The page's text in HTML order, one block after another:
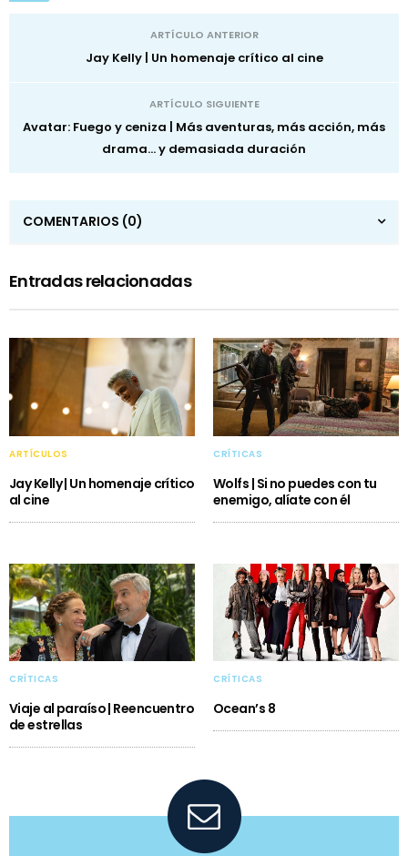
ARTÍCULO ANTERIOR
Jay Kelly | Un homenaje crítico al cine
ARTÍCULO SIGUIENTE
Avatar: Fuego y ceniza | Más aventuras, más acción, más
drama… y demasiada duración
COMENTARIOS (0)
Entradas relacionadas
ARTÍCULOS
Jay Kelly | Un homenaje crítico
al cine
CRÍTICAS
Wolfs | Si no puedes con tu
enemigo, alíate con él
CRÍTICAS
Viaje al paraíso | Reencuentro
de estrellas
CRÍTICAS
Ocean’s 8